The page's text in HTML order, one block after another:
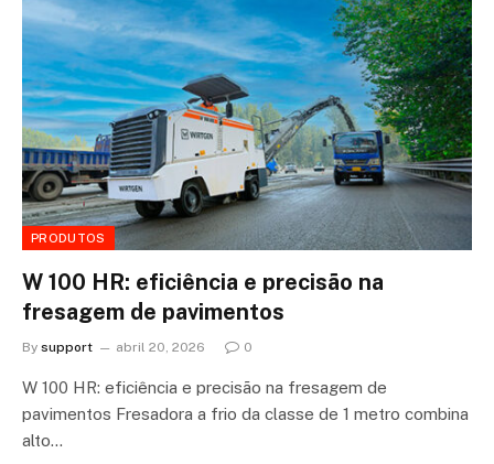
PRODUTOS
W 100 HR: eficiência e precisão na
fresagem de pavimentos
By support abril 20, 2026 0
W 100 HR: eficiência e precisão na fresagem de
pavimentos Fresadora a frio da classe de 1 metro combina
alto…